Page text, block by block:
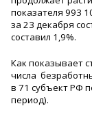
показателя 993
за 23 декабря
составил 1,9%.
Как показывает
числа
в 71 субъект РФ
период).